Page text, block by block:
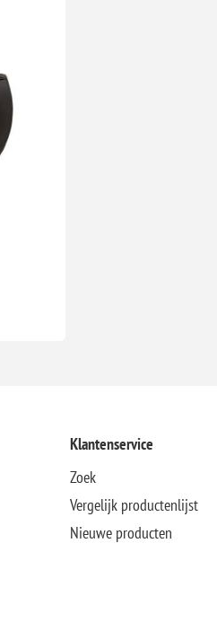
Klantenservice
Zoek
Vergelijk productenlijst
Nieuwe producten